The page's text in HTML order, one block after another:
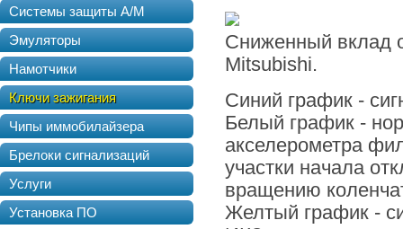
Системы защиты А/М
Эмуляторы
Намотчики
Ключи зажигания
Чипы иммобилайзера
Брелоки сигнализаций
Услуги
Установка ПО
Сниженный вклад
Mitsubishi.
Синий график -
Белый график -
акселерометра
участки начала
вращению
Желтый график -